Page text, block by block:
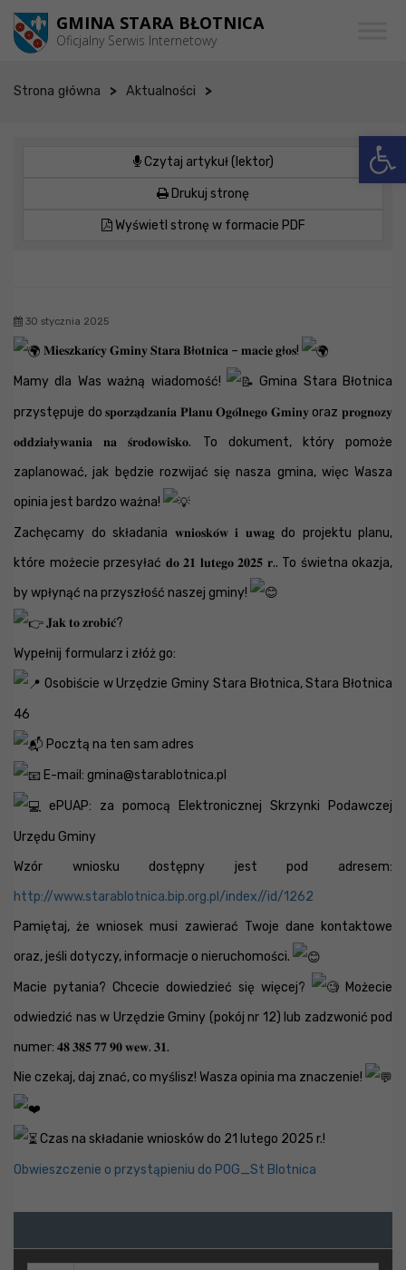
Przejdź do menu
Przejdź do głównej treści strony
Przejdź do stopki strony GMINA STARA BŁOTNICA
Oficjalny Serwis Internetowy
Strona główna > Aktualności >
Czytaj artykuł (lektor)
Drukuj stronę
Wyświetl stronę w formacie PDF
30 stycznia 2025
𝐌𝐢𝐞𝐬𝐳𝐤𝐚𝐧́𝐜𝐲 𝐆𝐦𝐢𝐧𝐲 𝐒𝐭𝐚𝐫𝐚 𝐁ł𝐨𝐭𝐧𝐢𝐜𝐚 – 𝐦𝐚𝐜𝐢𝐞 𝐠ł𝐨𝐬!
Mamy dla Was ważną wiadomość!
Gmina Stara Błotnica
przystępuje do 𝐬𝐩𝐨𝐫𝐳𝐚̨𝐝𝐳𝐚𝐧𝐢𝐚 𝐏𝐥𝐚𝐧𝐮 𝐎𝐠𝐨́𝐥𝐧𝐞𝐠𝐨 𝐆𝐦𝐢𝐧𝐲 oraz 𝐩𝐫𝐨𝐠𝐧𝐨𝐳𝐲
𝐨𝐝𝐝𝐳𝐢𝐚ł𝐲𝐰𝐚𝐧𝐢𝐚 𝐧𝐚 𝐬́𝐫𝐨𝐝𝐨𝐰𝐢𝐬𝐤𝐨. To dokument, który pomoże
zaplanować, jak będzie rozwijać się nasza gmina, więc Wasza
opinia jest bardzo ważna!
Zachęcamy do składania 𝐰𝐧𝐢𝐨𝐬𝐤𝐨́𝐰 𝐢 𝐮𝐰𝐚𝐠 do projektu planu,
które możecie przesyłać 𝐝𝐨 𝟐𝟏 𝐥𝐮𝐭𝐞𝐠𝐨 𝟐𝟎𝟐𝟓 𝐫.. To świetna okazja,
by wpłynąć na przyszłość naszej gminy!
𝐉𝐚𝐤 𝐭𝐨 𝐳𝐫𝐨𝐛𝐢𝐜́?
Wypełnij formularz i złóż go:
Osobiście w Urzędzie Gminy Stara Błotnica, Stara Błotnica
46
Pocztą na ten sam adres
E-mail: gmina@starablotnica.pl
ePUAP: za pomocą Elektronicznej Skrzynki Podawczej
Urzędu Gminy
Wzór wniosku dostępny jest pod adresem:
http://www.starablotnica.bip.org.pl/index//id/1262
Pamiętaj, że wniosek musi zawierać Twoje dane kontaktowe
oraz, jeśli dotyczy, informacje o nieruchomości.
Macie pytania? Chcecie dowiedzieć się więcej?
Możecie
odwiedzić nas w Urzędzie Gminy (pokój nr 12) lub zadzwonić pod
numer: 𝟒𝟖 𝟑𝟖𝟓 𝟕𝟕 𝟗𝟎 𝐰𝐞𝐰. 𝟑𝟏.
Nie czekaj, daj znać, co myślisz! Wasza opinia ma znaczenie!
Czas na składanie wniosków do 21 lutego 2025 r.!
Obwieszczenie o przystąpieniu do POG_St Blotnica